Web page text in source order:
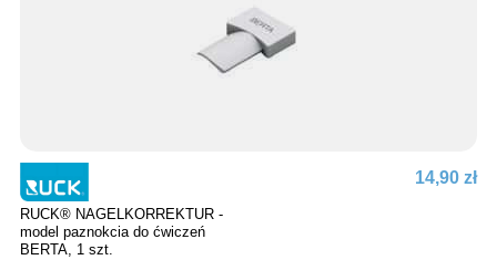
RUCK® NAGELKORREKTUR -
model paznokcia do ćwiczeń
BERTA, 1 szt.
14,90 zł